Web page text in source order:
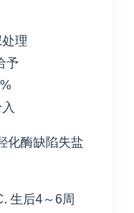
理
予
化酶缺陷失盐
生后4～6周